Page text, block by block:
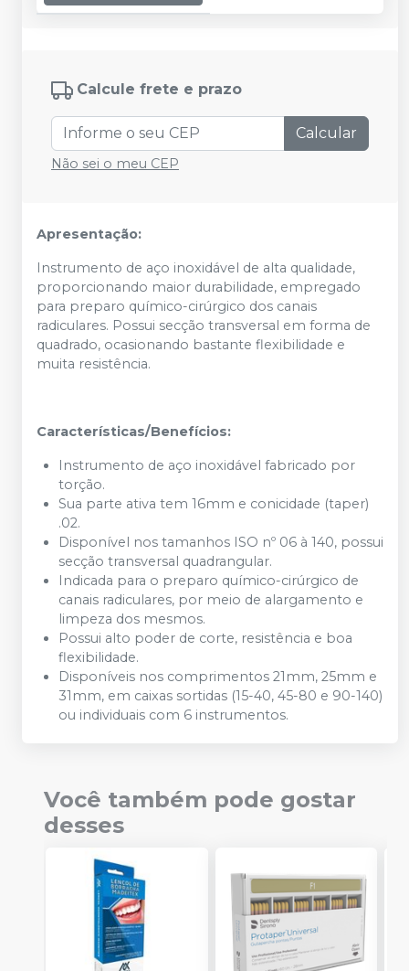
Calcule frete e prazo
Calcular
Não sei o meu CEP
Apresentação:
Instrumento de aço inoxidável de alta qualidade,
proporcionando maior durabilidade, empregado
para preparo químico-cirúrgico dos canais
radiculares. Possui secção transversal em forma de
quadrado, ocasionando bastante flexibilidade e
muita resistência.
Características/Benefícios:
Instrumento de aço inoxidável fabricado por
torção.
Sua parte ativa tem 16mm e conicidade (taper)
.02.
Disponível nos tamanhos ISO nº 06 à 140, possui
secção transversal quadrangular.
Indicada para o preparo químico-cirúrgico de
canais radiculares, por meio de alargamento e
limpeza dos mesmos.
Possui alto poder de corte, resistência e boa
flexibilidade.
Disponíveis nos comprimentos 21mm, 25mm e
31mm, em caixas sortidas (15-40, 45-80 e 90-140)
ou individuais com 6 instrumentos.
Você também pode gostar
desses